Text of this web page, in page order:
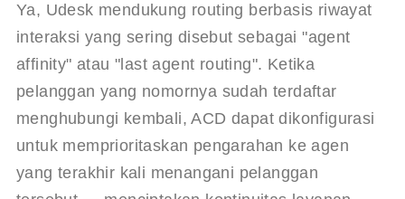
Ya, Udesk mendukung routing berbasis riwayat
interaksi yang sering disebut sebagai "agent
affinity" atau "last agent routing". Ketika
pelanggan yang nomornya sudah terdaftar
menghubungi kembali, ACD dapat dikonfigurasi
untuk memprioritaskan pengarahan ke agen
yang terakhir kali menangani pelanggan